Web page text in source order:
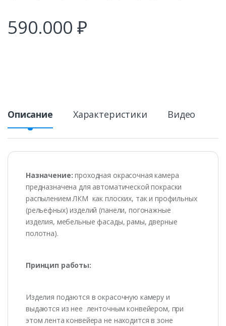
590.000 ₽
Описание Характеристики Видео
Назначение:проходная окрасочная камера
предназначена для автоматической покраски
распылением ЛКМ как плоских, так и профильных
(рельефных) изделий (панели, погонажные
изделия, мебельные фасады, рамы, дверные
полотна).
Принцип работы:
Изделия подаются в окрасочную камеру и
выдаются из нее ленточным конвейером, при
этом лента конвейера не находится в зоне